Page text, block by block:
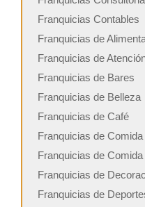
Franquicias Contables
Franquicias de
Franquicias de
Franquicias de Bares
Franquicias de Belleza
Franquicias de Café
Franquicias de Comida
Franquicias de
Franquicias de
Franquicias de